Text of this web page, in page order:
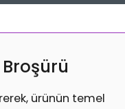
Broşürü
ürünün temel